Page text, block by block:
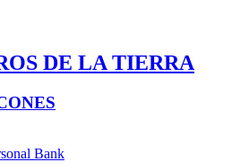
DE LA TIERRA